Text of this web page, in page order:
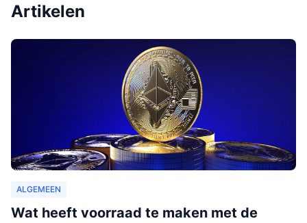
Artikelen
ALGEMEEN
Wat heeft voorraad te maken met de